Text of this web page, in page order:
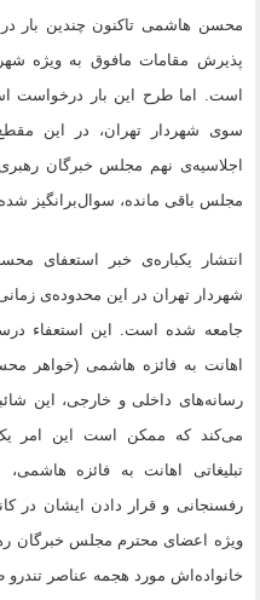
محسن هاشمی تاکنون چندین بار
پذیرش مقامات مافوق به ویژه
است. اما طرح این بار درخواست
سوی شهردار تهران، در این
اجلاسیه‌ی نهم مجلس خبرگان
مجلس باقی مانده، سوال‌برانگیز
انتشار یکباره‌ی خبر
شهردار تهران در این محدوده‌ی
جامعه شده است. این استعفاء
اهانت به فائزه هاشمی
رسانه‌های داخلی و خارجی، این
می‌کند که ممکن است این امر یک
تبلیغاتی اهانت به فائزه
رفسنجانی و قرار دادن ایشان در
ویژه اعضای محترم مجلس خبرگان
خانواده‌اش مورد هجمه عناصر